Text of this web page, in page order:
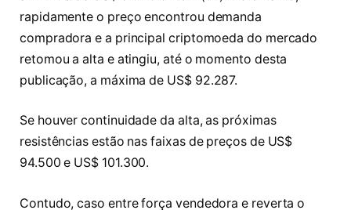
rapidamente o preço encontrou demanda
compradora e a principal criptomoeda do mercado
retomou a alta e atingiu, até o momento desta
publicação, a máxima de US$ 92.287.
Se houver continuidade da alta, as próximas
resistências estão nas faixas de preços de US$
94.500 e US$ 101.300.
Contudo, caso entre força vendedora e reverta o